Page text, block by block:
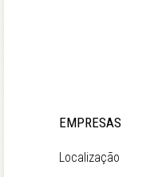
EMPRESAS
Localização